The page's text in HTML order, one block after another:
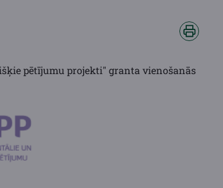
pētījumu projekti" granta vienošanās